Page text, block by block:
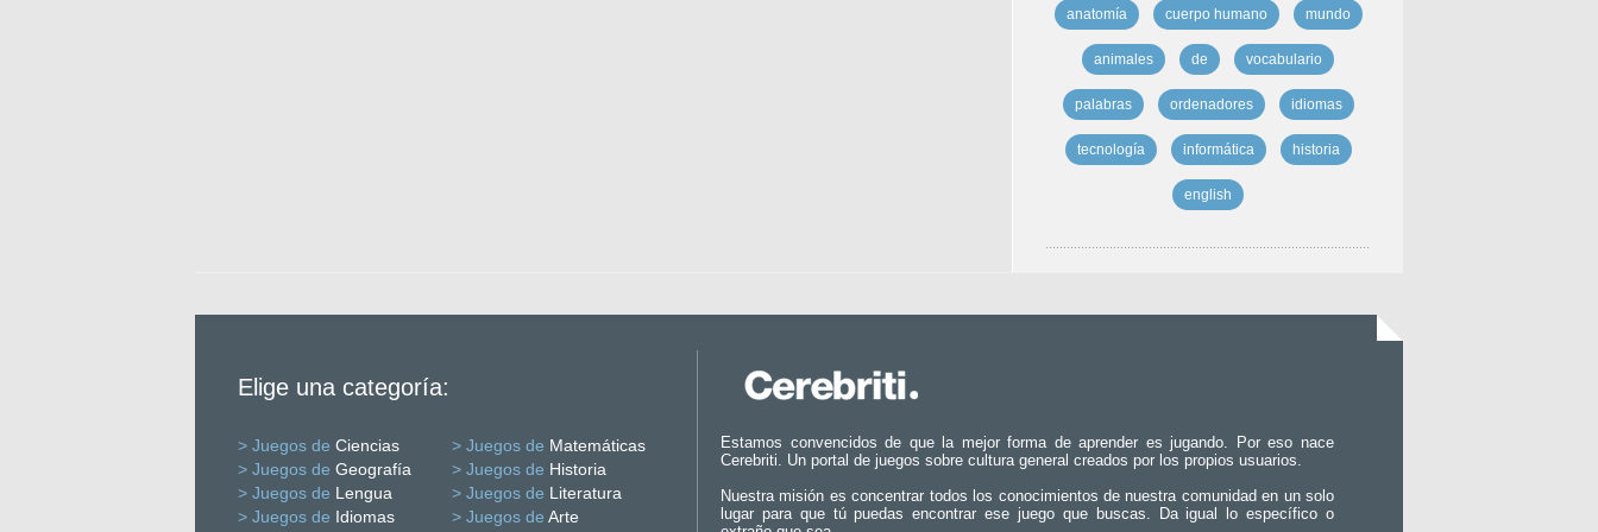
anatomía cuerpo humano mundo
animales de vocabulario
palabras ordenadores idiomas
tecnología informática historia
english
Elige una categoría:
> Juegos de Ciencias > Juegos de Matemáticas
> Juegos de Geografía > Juegos de Historia
> Juegos de Lengua > Juegos de Literatura
> Juegos de Idiomas > Juegos de Arte
Estamos convencidos de que la mejor forma de aprender es jugando. Por eso nace
Cerebriti. Un portal de juegos sobre cultura general creados por los propios usuarios.
Nuestra misión es concentrar todos los conocimientos de nuestra comunidad en un solo
lugar para que tú puedas encontrar ese juego que buscas. Da igual lo específico o